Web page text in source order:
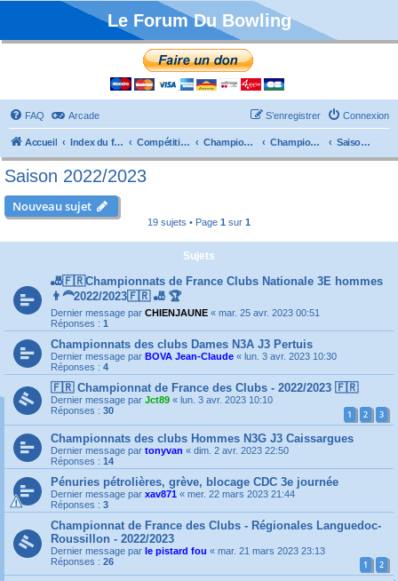
Le Forum Du Bowling
FAQ Arcade Connexion
S’enregistrer
Accueil Index du forum Compétitions Championnats de France Championnat Clubs Saison 2022/2023
Saison 2022/2023
Nouveau sujet
19 sujets • Page 1 sur 1
Sujets
🎳🇫🇷Championnats de France Clubs Nationale 3E hommes
👨‍🦰2022/2023🇫🇷 🎳 🏆
Dernier message par CHIENJAUNE « mar. 25 avr. 2023 00:51
Réponses : 1
Championnats des clubs Dames N3A J3 Pertuis
Dernier message par BOVA Jean-Claude « lun. 3 avr. 2023 10:30
Réponses : 4
🇫🇷 Championnat de France des Clubs - 2022/2023 🇫🇷
Dernier message par Jct89 « lun. 3 avr. 2023 10:10
Réponses : 30 1 2 3
Championnats des clubs Hommes N3G J3 Caissargues
Dernier message par tonyvan « dim. 2 avr. 2023 22:50
Réponses : 14
Pénuries pétrolières, grève, blocage CDC 3e journée
Dernier message par xav871 « mer. 22 mars 2023 21:44
Réponses : 3
Championnat de France des Clubs - Régionales Languedoc-
Roussillon - 2022/2023
Dernier message par le pistard fou « mar. 21 mars 2023 23:13
Réponses : 26 1 2